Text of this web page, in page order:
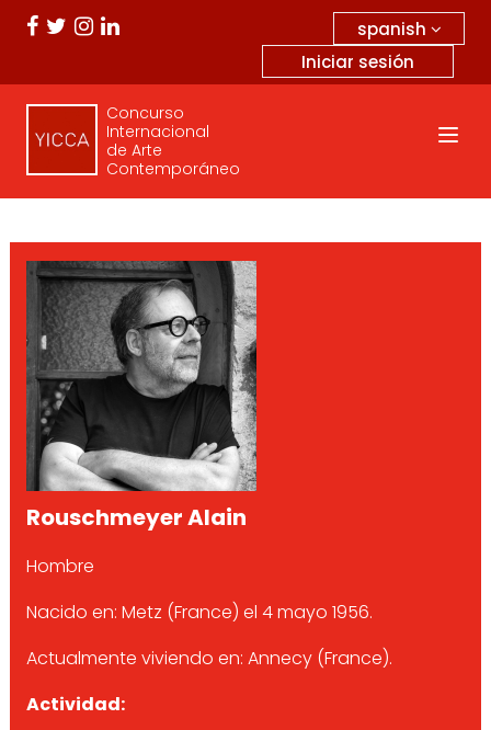
spanish
Iniciar sesión
Concurso
Internacional
de Arte
Contemporáneo
Rouschmeyer Alain
Hombre
Nacido en: Metz (France) el 4 mayo 1956.
Actualmente viviendo en: Annecy (France).
Actividad: